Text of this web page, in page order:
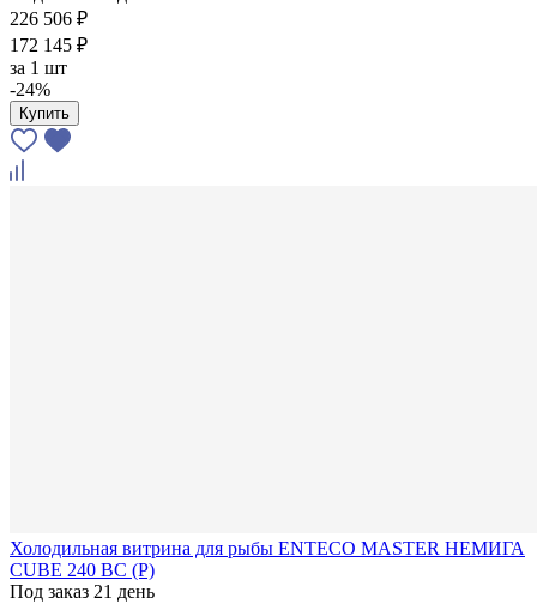
226 506 ₽
172 145 ₽
за 1 шт
-24%
Купить
Холодильная витрина для рыбы ENTECO MASTER НЕМИГА
CUBE 240 ВС (Р)
Под заказ 21 день